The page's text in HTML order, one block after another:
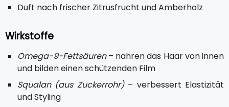
Duft nach frischer Zitrusfrucht und Amberholz
Wirkstoffe
Omega-9-Fettsäuren– nähren das Haar von innen
und bilden einen schützenden Film
Squalan (aus Zuckerrohr)– verbessert Elastizität
und Styling